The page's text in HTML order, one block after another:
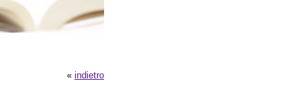
« indietro